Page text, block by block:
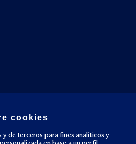
cookies
de terceros para fines analíticos y